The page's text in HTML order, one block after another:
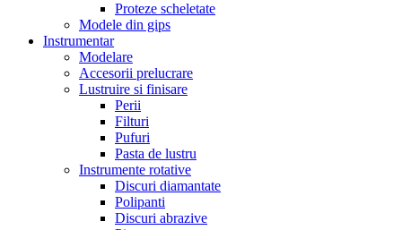
Proteze scheletate
Modele din gips
Instrumentar
Modelare
Accesorii prelucrare
Lustruire si finisare
Perii
Filturi
Pufuri
Pasta de lustru
Instrumente rotative
Discuri diamantate
Polipanti
Discuri abrazive